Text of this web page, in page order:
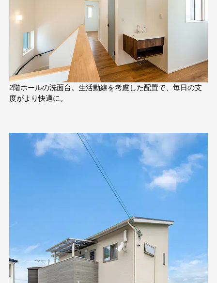
2階ホールの洗面台。生活動線を考慮した配置で、毎日の支
度がより快適に。